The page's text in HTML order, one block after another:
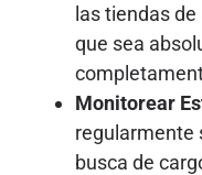
las tiendas
que sea
Monitorear
regularmente
busca de